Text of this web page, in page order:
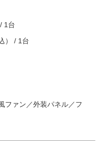
1台
） / 1台
ファン／外装パネル／フ